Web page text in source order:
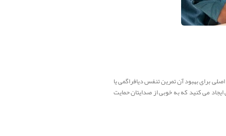
برای بهبود آن تمرین تنفس دیافراگمی یا
می کنید که به خوبی از صدایتان حمایت